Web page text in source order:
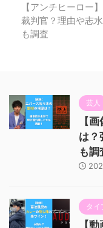
【アンチヒーロー
裁判官？理由や志
も調査
芸人
【
は？
も調
タイ
【